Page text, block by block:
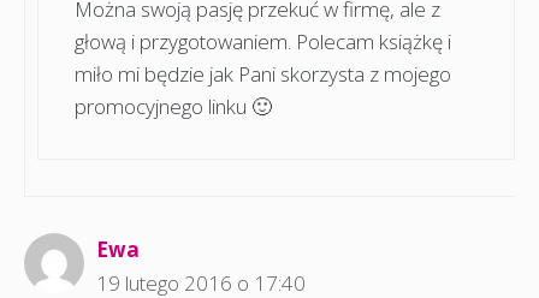
Można swoją pasję przekuć w firmę, ale z
głową i przygotowaniem. Polecam książkę i
miło mi będzie jak Pani skorzysta z mojego
promocyjnego linku 🙂
Ewa
19 lutego 2016 o 17:40